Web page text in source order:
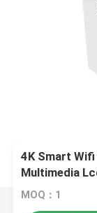
4K Smart
Multimedia
MOQ：1